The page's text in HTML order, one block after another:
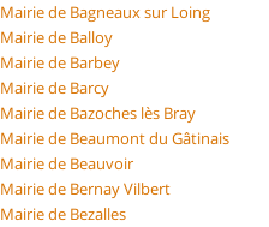
Mairie de Bagneaux sur Loing
Mairie de Balloy
Mairie de Barbey
Mairie de Barcy
Mairie de Bazoches lès Bray
Mairie de Beaumont du Gâtinais
Mairie de Beauvoir
Mairie de Bernay Vilbert
Mairie de Bezalles